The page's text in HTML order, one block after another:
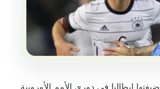
هدفا ليمنح ألمانيا التعادل 1-1 مع مضيفتها إيطاليا في دوري الأمم الأوروبية